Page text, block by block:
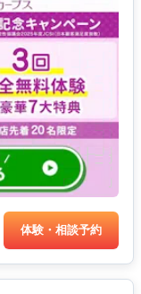
体験・相談予約